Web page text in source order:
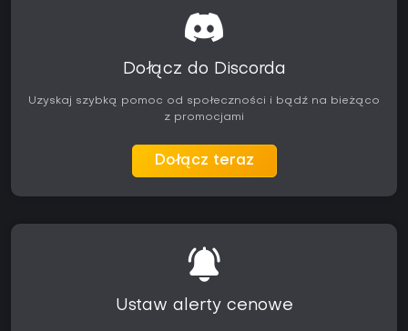
Dołącz do Discorda
Uzyskaj szybką pomoc od społeczności i bądź na bieżąco
z promocjami
Dołącz teraz
Ustaw alerty cenowe